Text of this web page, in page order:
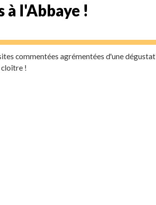
l'Abbaye !
commentées agrémentées d'une
cloître !